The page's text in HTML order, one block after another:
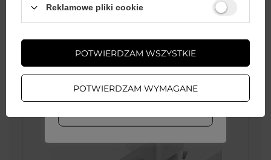
każdym kraju.
Wystarczy założyć konto
odblokować zniżki na kolejne
ZAŁÓŻ KONTO
Reklamowe pliki cookie
POTWIERDZAM WYMAGANE
POTWIERDZAM WSZYSTKIE